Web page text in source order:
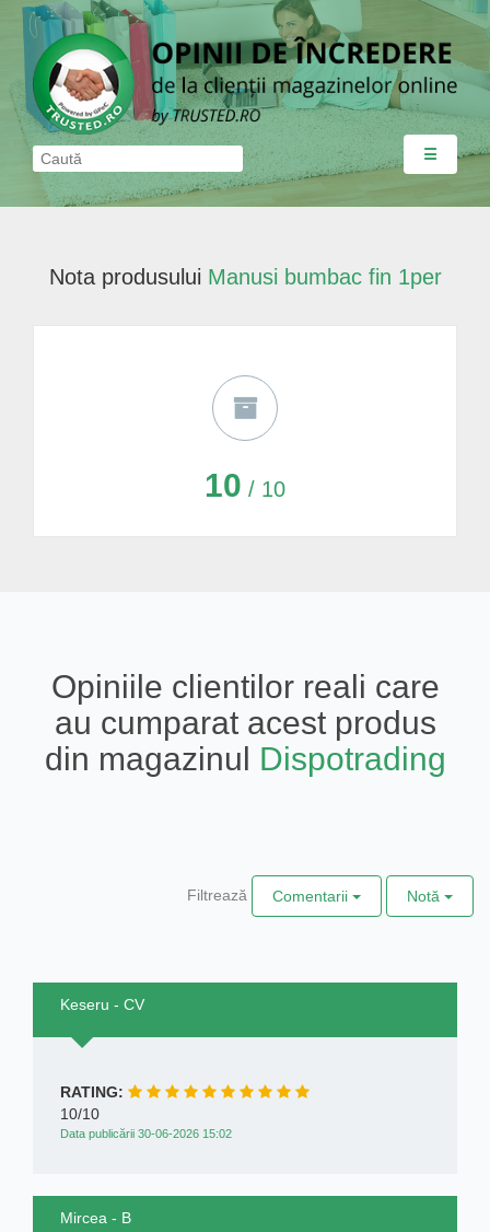
☰
Nota produsului Manusi bumbac fin 1per
10 / 10
Opiniile clientilor reali care
au cumparat acest produs
din magazinul Dispotrading
Filtrează Comentarii Notă
Keseru - CV
RATING:
10/10
Data publicării 30-06-2026 15:02
Mircea - B